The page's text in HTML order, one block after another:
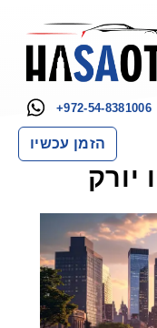
+972-54-8381006
הזמן עכשיו
יורק